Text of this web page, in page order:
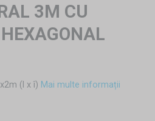
3M CU
(l x î) Mai multe informații